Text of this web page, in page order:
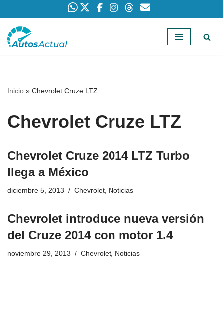
Saltar
Inicio » Chevrolet Cruze LTZ
Chevrolet Cruze LTZ
Chevrolet Cruze 2014 LTZ Turbo
llega a México
diciembre 5, 2013 Chevrolet, Noticias
Chevrolet introduce nueva versión
del Cruze 2014 con motor 1.4
noviembre 29, 2013 Chevrolet, Noticias